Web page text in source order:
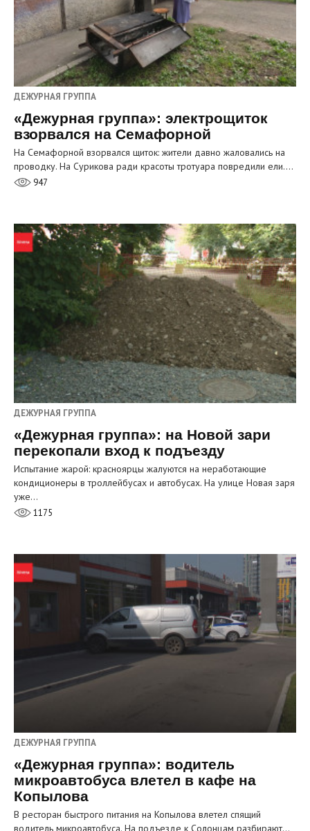
ДЕЖУРНАЯ ГРУППА
«Дежурная группа»: электрощиток
взорвался на Семафорной
На Семафорной взорвался щиток: жители давно жаловались на
проводку. На Сурикова ради красоты тротуара повредили ели.…
947
ДЕЖУРНАЯ ГРУППА
«Дежурная группа»: на Новой зари
перекопали вход к подъезду
Испытание жарой: красноярцы жалуются на неработающие
кондиционеры в троллейбусах и автобусах. На улице Новая заря
уже…
1175
ДЕЖУРНАЯ ГРУППА
«Дежурная группа»: водитель
микроавтобуса влетел в кафе на
Копылова
В ресторан быстрого питания на Копылова влетел спящий
водитель микроавтобуса. На подъезде к Солонцам разбирают…